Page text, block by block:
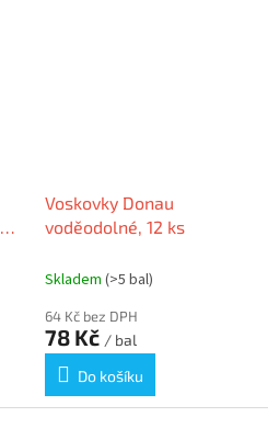
Voskovky Donau
voděodolné, 12 ks
Skladem (>5 bal)
64 Kč bez DPH
78 Kč / bal
Do košíku